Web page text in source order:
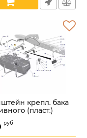
УТ000006364
крепл. бака
(пласт.)
(ООО
руб